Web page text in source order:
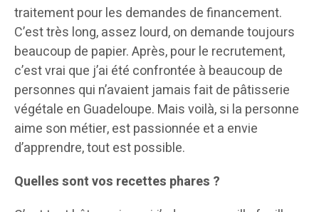
traitement pour les demandes de financement.
C’est très long, assez lourd, on demande toujours
beaucoup de papier. Après, pour le recrutement,
c’est vrai que j’ai été confrontée à beaucoup de
personnes qui n’avaient jamais fait de pâtisserie
végétale en Guadeloupe. Mais voilà, si la personne
aime son métier, est passionnée et a envie
d’apprendre, tout est possible.
Quelles sont vos recettes phares ?